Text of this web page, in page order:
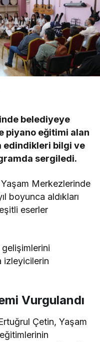
belediyeye
piyano eğitimi alan
edindikleri bilgi ve
sergiledi.
Merkezlerinde
boyunca aldıkları
eserler
gelişimlerini
izleyicilerin
Vurgulandı
Çetin, Yaşam